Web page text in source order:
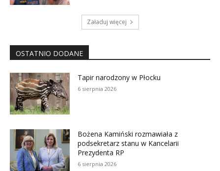
Załaduj więcej
OSTATNIO DODANE
Tapir narodzony w Płocku
6 sierpnia 2026
Bożena Kamiński rozmawiała z
podsekretarz stanu w Kancelarii
Prezydenta RP
6 sierpnia 2026